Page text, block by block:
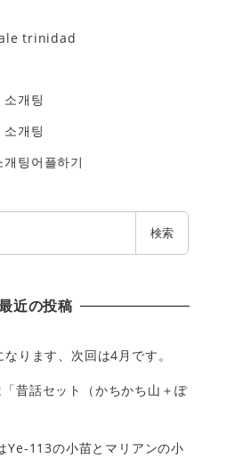
trinidad
개팅
개팅
팅어플하기
検索
近の投稿
ります、次回は4月です。
昔話セット（かちかち山＋ぽ
Ye-113の小苗とマリアンの小